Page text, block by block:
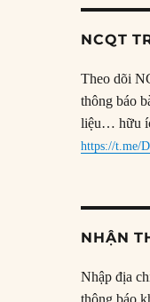
NCQT
Theo dõi
thông báo
liệu… hữu
https://t.me/
NHẬN
Nhập địa